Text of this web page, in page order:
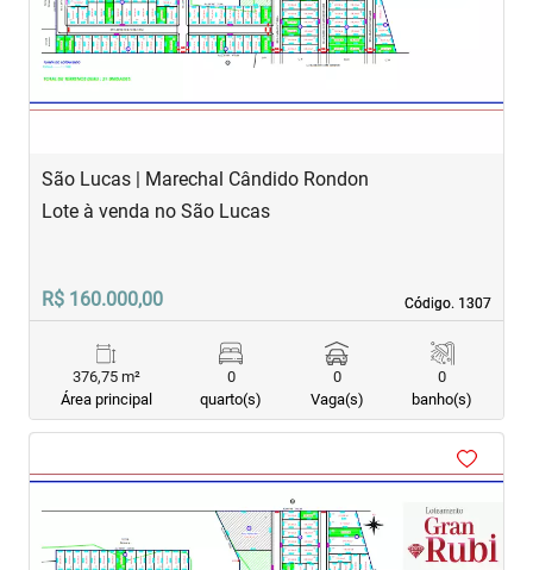
São Lucas | Marechal Cândido Rondon
Código. 1307
Código. 1307
Lote à venda no São Lucas
R$ 160.000,00
376,75 m²
Área principal
0
quarto(s)
0
Vaga(s)
0
banho(s)